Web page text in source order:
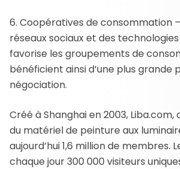
6. Coopératives de consommation –
réseaux sociaux et des
favorise les groupements de
bénéficient ainsi d’une plus grande
négociation.
Créé à Shanghai en 2003, Liba.com,
du matériel de peinture aux
aujourd’hui 1,6 million de membres.
chaque jour 300 000 visiteurs